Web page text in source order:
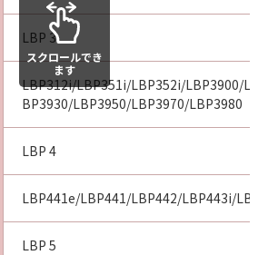
LBP 3
LBP312i/LBP351i/LBP352i/LBP3900/
BP3930/LBP3950/LBP3970/LBP3980
LBP 4
LBP441e/LBP441/LBP442/LBP443i/
LBP 5
スクロールでき
ます